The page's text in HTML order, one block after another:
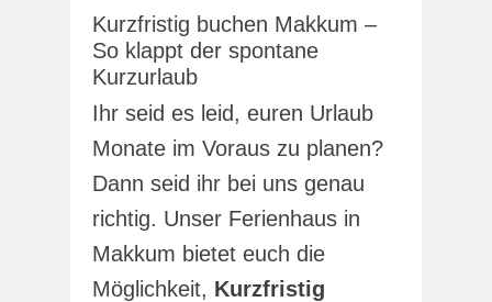
Kurzfristig buchen Makkum –
So klappt der spontane
Kurzurlaub
Ihr seid es leid, euren Urlaub
Monate im Voraus zu planen?
Dann seid ihr bei uns genau
richtig. Unser Ferienhaus in
Makkum bietet euch die
Möglichkeit, Kurzfristig